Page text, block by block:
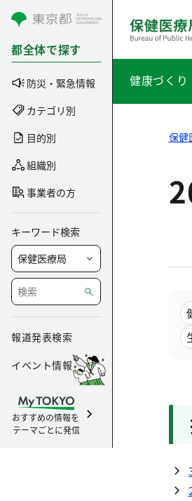
コンテンツにスキップ
都全体で探す
防災・緊急情報
カテゴリ別
目的別
組織別
事業者の方
キーワード検索
報道発表検索
イベント情報
おすすめの情報を
テーマごとに発信
健康づくり
保健